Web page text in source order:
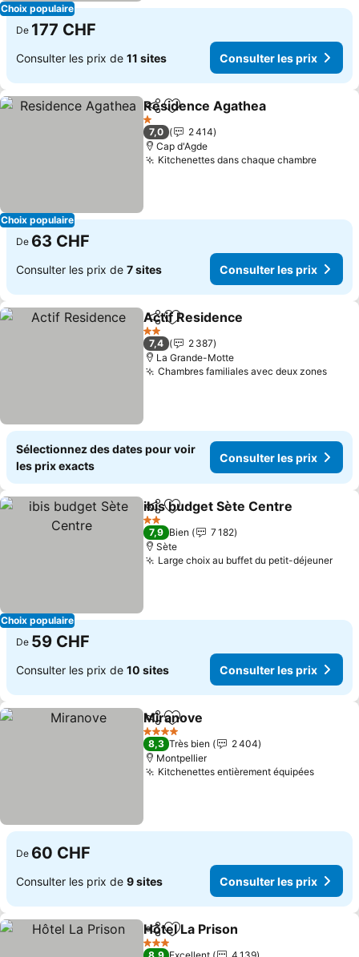
Choix populaire
De 177 CHF
Consulter les prix de 11 sites Consulter les prix
Choix populaire
PartagerAjouter à mes favoris
Residence Agathea
1 Étoiles
7,0
2 414
Cap d'Agde
Kitchenettes dans chaque chambre
De 63 CHF
Consulter les prix de 7 sites Consulter les prix
PartagerAjouter à mes favoris
Actif Residence
2 Étoiles
7,4
2 387
La Grande-Motte
Chambres familiales avec deux zones
Sélectionnez des dates pour voir
les prix exacts
Consulter les prix
Choix populaire
PartagerAjouter à mes favoris
ibis budget Sète Centre
2 Étoiles
7,9 Bien
7 182
Sète
Large choix au buffet du petit-déjeuner
De 59 CHF
Consulter les prix de 10 sites Consulter les prix
PartagerAjouter à mes favoris
Miranove
4 Étoiles
8,3 Très bien
2 404
Montpellier
Kitchenettes entièrement équipées
De 60 CHF
Consulter les prix de 9 sites Consulter les prix
PartagerAjouter à mes favoris
Hôtel La Prison
3 Étoiles